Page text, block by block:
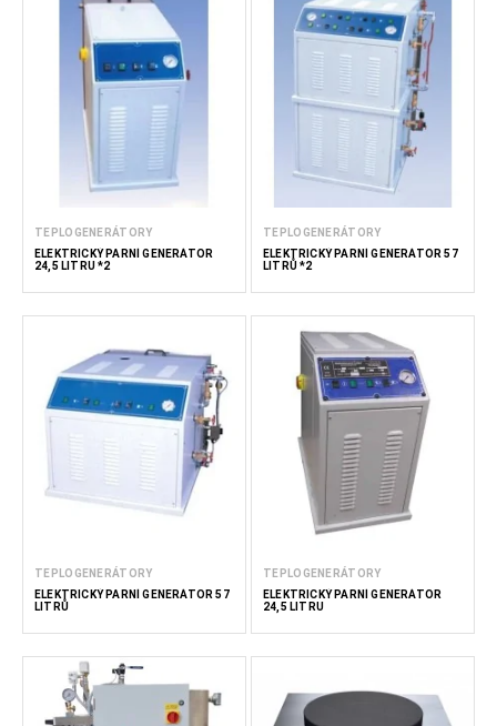
TEPLOGENERÁTORY
ELEKTRICKÝ PARNÍ GENERÁTOR
24,5 LITRU *2
TEPLOGENERÁTORY
ELEKTRICKÝ PARNÍ GENERÁTOR 57
LITRŮ *2
TEPLOGENERÁTORY
ELEKTRICKÝ PARNÍ GENERÁTOR 57
LITRŮ
TEPLOGENERÁTORY
ELEKTRICKÝ PARNÍ GENERÁTOR
24,5 LITRU